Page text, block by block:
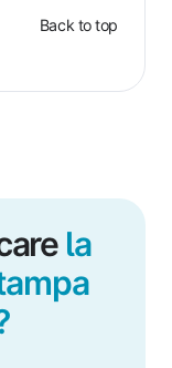
Back to top
la